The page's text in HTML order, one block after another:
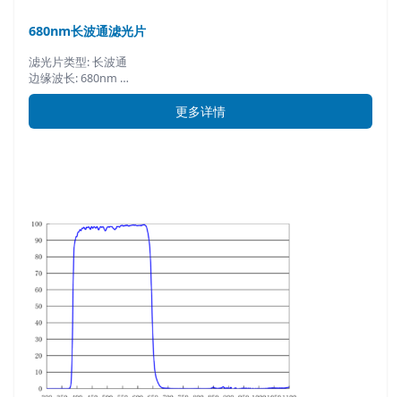
680nm长波通滤光片
滤光片类型: 长波通
边缘波长: 680nm …
更多详情